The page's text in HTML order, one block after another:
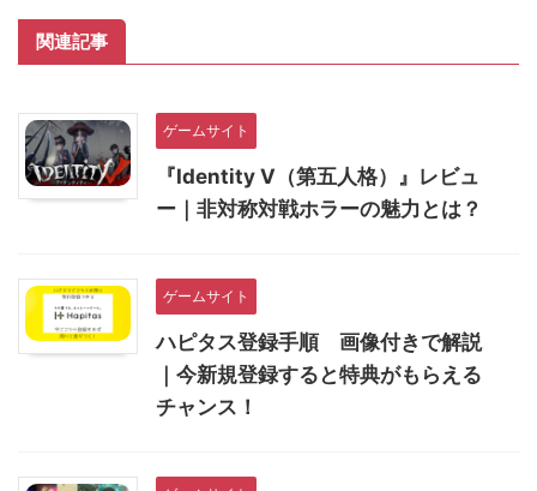
関連記事
ゲームサイト
『Identity V（第五人格）』レビュ
ー｜非対称対戦ホラーの魅力とは？
ゲームサイト
ハピタス登録手順 画像付きで解説
｜今新規登録すると特典がもらえる
チャンス！